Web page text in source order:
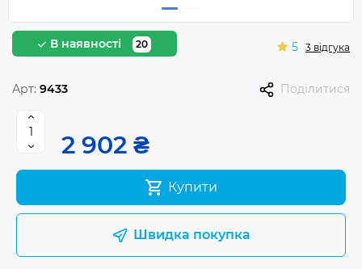
В наявності 20 5 3 відгука
Арт: 9433 Поділитися
2 902 ₴
Купити
Швидка покупка